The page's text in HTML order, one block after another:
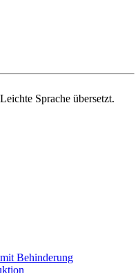
Sprache übersetzt.
Behinderung